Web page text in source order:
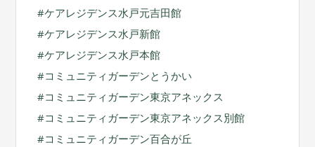
ケアレジデンス水戸元吉田館
ケアレジデンス水戸新館
ケアレジデンス水戸本館
コミュニティガーデンとうかい
コミュニティガーデン東京アネックス
コミュニティガーデン東京アネックス別館
コミュニティガーデン百合が丘